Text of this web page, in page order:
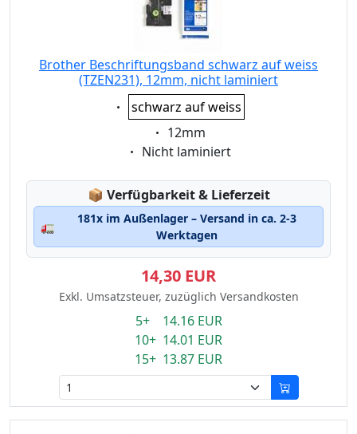
Brother Beschriftungsband schwarz auf weiss
(TZEN231), 12mm, nicht laminiert
Eigenschaft:
schwarz auf weiss
Eigenschaft:
12mm
Eigenschaft:
Nicht laminiert
📦 Lagerstatus:
Verfügbarkeit & Lieferzeit
🚛
181x im Außenlager – Versand in ca. 2-3
Werktagen
14,30 EUR
Exkl. Umsatzsteuer, zuzüglich Versandkosten
5+ 14.16 EUR
10+ 14.01 EUR
15+ 13.87 EUR